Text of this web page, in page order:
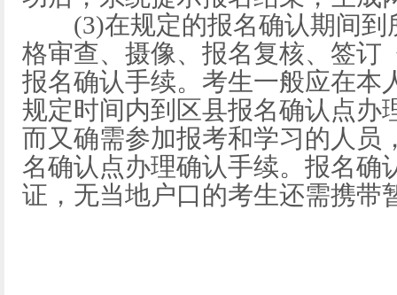
(3)在规定的报名确认期间到
格审查、摄像、报名复核、签订
报名确认手续。考生一般应在本
规定时间内到区县报名确认点办
而又确需参加报考和学习的人员
名确认点办理确认手续。报名确
证，无当地户口的考生还需携带